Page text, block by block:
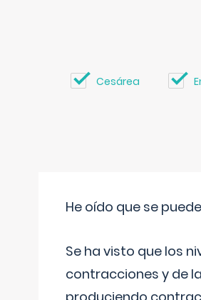
Cesárea
He oído que se
Se ha visto que los
contracciones y de